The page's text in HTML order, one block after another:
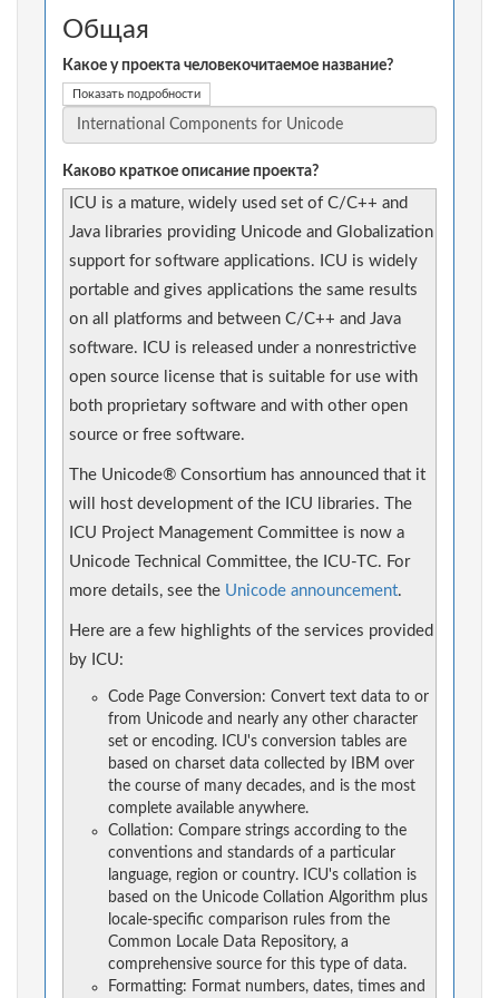
Общая
Какое у проекта человекочитаемое название?
Показать подробности
Каково краткое описание проекта?
ICU is a mature, widely used set of C/C++ and
Java libraries providing Unicode and Globalization
support for software applications. ICU is widely
portable and gives applications the same results
on all platforms and between C/C++ and Java
software. ICU is released under a nonrestrictive
open source license that is suitable for use with
both proprietary software and with other open
source or free software.
The Unicode® Consortium has announced that it
will host development of the ICU libraries. The
ICU Project Management Committee is now a
Unicode Technical Committee, the ICU-TC. For
more details, see the Unicode announcement.
Here are a few highlights of the services provided
by ICU:
Code Page Conversion: Convert text data to or
from Unicode and nearly any other character
set or encoding. ICU's conversion tables are
based on charset data collected by IBM over
the course of many decades, and is the most
complete available anywhere.
Collation: Compare strings according to the
conventions and standards of a particular
language, region or country. ICU's collation is
based on the Unicode Collation Algorithm plus
locale-specific comparison rules from the
Common Locale Data Repository, a
comprehensive source for this type of data.
Formatting: Format numbers, dates, times and